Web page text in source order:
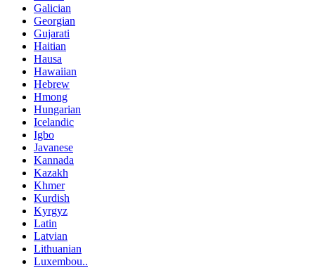
Galician
Georgian
Gujarati
Haitian
Hausa
Hawaiian
Hebrew
Hmong
Hungarian
Icelandic
Igbo
Javanese
Kannada
Kazakh
Khmer
Kurdish
Kyrgyz
Latin
Latvian
Lithuanian
Luxembou..